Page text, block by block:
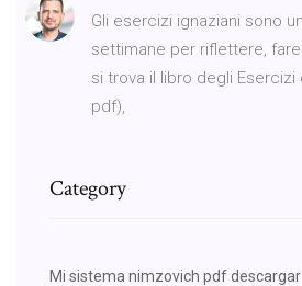
Gli esercizi ignaziani sono
settimane per riflettere,
si trova il libro degli
pdf),
Category
Mi sistema nimzovich pdf descargar